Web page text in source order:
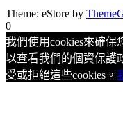
Theme: eStore by
0
我們使用cookies來確
以查看我們的個資保護
受或拒絕這些cookies。